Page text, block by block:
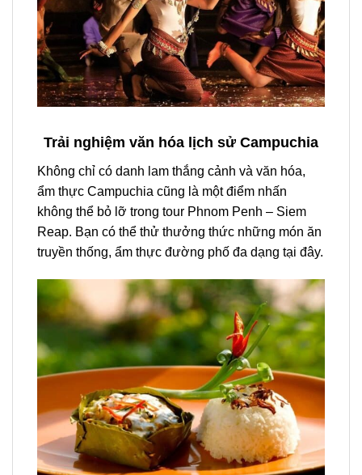
Trải nghiệm văn hóa lịch sử Campuchia
Không chỉ có danh lam thắng cảnh và văn hóa,
ẩm thực Campuchia cũng là một điểm nhấn
không thể bỏ lỡ trong tour Phnom Penh – Siem
Reap. Bạn có thể thử thưởng thức những món ăn
truyền thống, ẩm thực đường phố đa dạng tại đây.